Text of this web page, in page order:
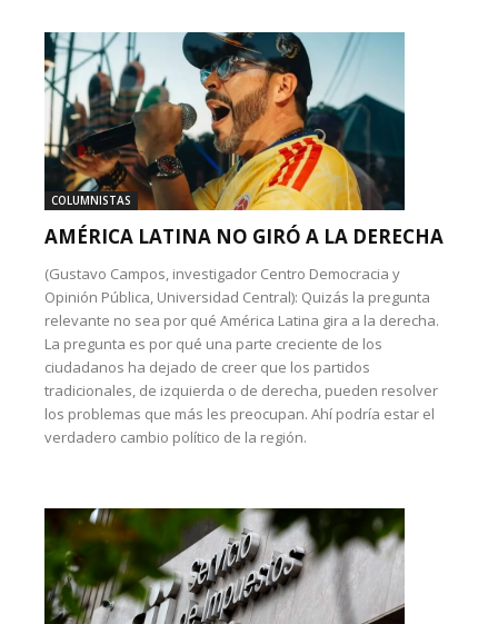
COLUMNISTAS
AMÉRICA LATINA NO GIRÓ A LA DERECHA
(Gustavo Campos, investigador Centro Democracia y
Opinión Pública, Universidad Central): Quizás la pregunta
relevante no sea por qué América Latina gira a la derecha.
La pregunta es por qué una parte creciente de los
ciudadanos ha dejado de creer que los partidos
tradicionales, de izquierda o de derecha, pueden resolver
los problemas que más les preocupan. Ahí podría estar el
verdadero cambio político de la región.